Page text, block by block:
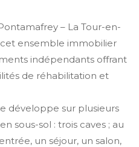
– La Tour-en-
ensemble immobilier
indépendants offrant
de réhabilitation et
développe sur plusieurs
sous-sol : trois caves ; au
un séjour, un salon,